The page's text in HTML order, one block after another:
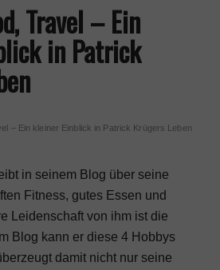
Travel – Ein
in Patrick
– Ein kleiner Einblick in Patrick Krügers Leben
in seinem Blog über seine
Fitness, gutes Essen und
Leidenschaft von ihm ist die
Blog kann er diese 4 Hobbys
damit nicht nur seine